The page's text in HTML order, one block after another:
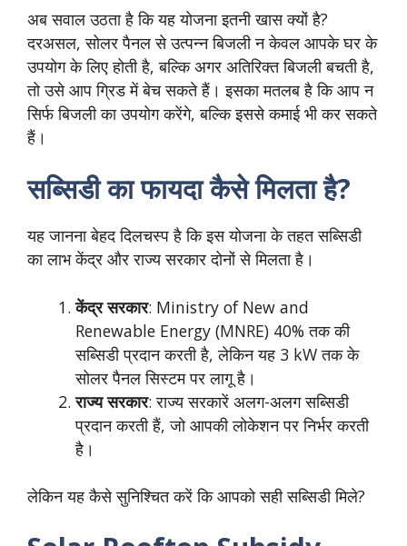
अब सवाल उठता है कि यह योजना इतनी खास क्यों है?
दरअसल, सोलर पैनल से उत्पन्न बिजली न केवल आपके घर के
उपयोग के लिए होती है, बल्कि अगर अतिरिक्त बिजली बचती है,
तो उसे आप ग्रिड में बेच सकते हैं। इसका मतलब है कि आप न
सिर्फ बिजली का उपयोग करेंगे, बल्कि इससे कमाई भी कर सकते
हैं।
सब्सिडी का फायदा कैसे मिलता है?
यह जानना बेहद दिलचस्प है कि इस योजना के तहत सब्सिडी
का लाभ केंद्र और राज्य सरकार दोनों से मिलता है।
केंद्र सरकार: Ministry of New and
Renewable Energy (MNRE) 40% तक की
सब्सिडी प्रदान करती है, लेकिन यह 3 kW तक के
सोलर पैनल सिस्टम पर लागू है।
राज्य सरकार: राज्य सरकारें अलग-अलग सब्सिडी
प्रदान करती हैं, जो आपकी लोकेशन पर निर्भर करती
है।
लेकिन यह कैसे सुनिश्चित करें कि आपको सही सब्सिडी मिले?